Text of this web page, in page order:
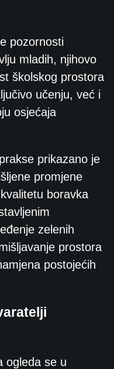
pozornosti
mladih, njihovo
školskog prostora
učenju, već i
osjećaja
prikazano je
promjene
boravka
zelenih
prostora
postojećih
ogleda se u